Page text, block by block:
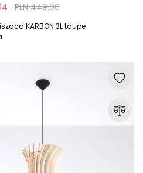
PLN 449.00
KARBON 3L taupe